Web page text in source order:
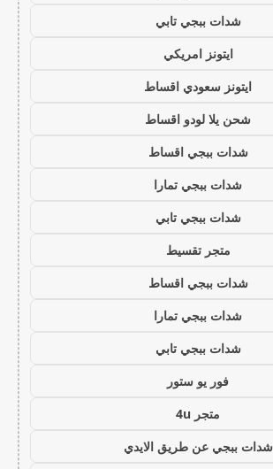
شدات ببجي تابي
ايتونز امريكي
ايتونز سعودي اقساط
شحن يلا لودو اقساط
شدات ببجي اقساط
شدات ببجي تمارا
شدات ببجي تابي
متجر تقسيط
شدات ببجي اقساط
شدات ببجي تمارا
شدات ببجي تابي
فور يو ستور
متجر 4u
شدات ببجي عن طريق الايدي